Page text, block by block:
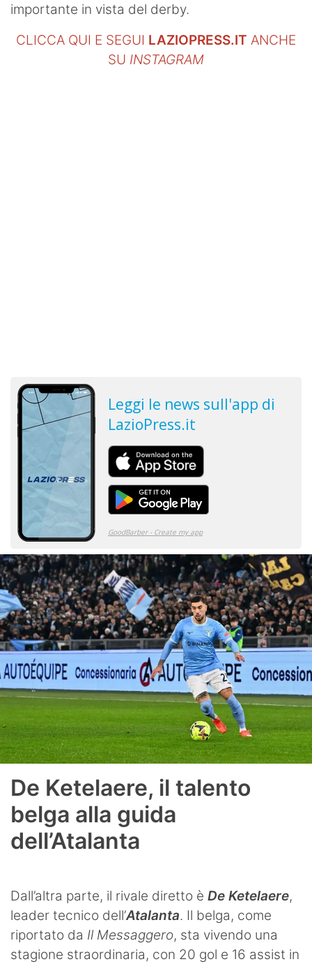
importante in vista del derby.
CLICCA QUI E SEGUI LAZIOPRESS.IT ANCHE
SU INSTAGRAM
De Ketelaere, il talento
belga alla guida
dell’Atalanta
Dall’altra parte, il rivale diretto è De Ketelaere,
leader tecnico dell’Atalanta. Il belga, come
riportato da Il Messaggero, sta vivendo una
stagione straordinaria, con 20 gol e 16 assist in